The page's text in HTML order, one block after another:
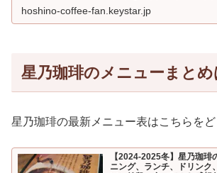
ください♪...
hoshino-coffee-fan.keystar.jp
星乃珈琲のメニューまと
星乃珈琲の最新メニュー表はこちらをど
【2024-2025冬】星乃珈琲
ニング、ランチ、ドリンク